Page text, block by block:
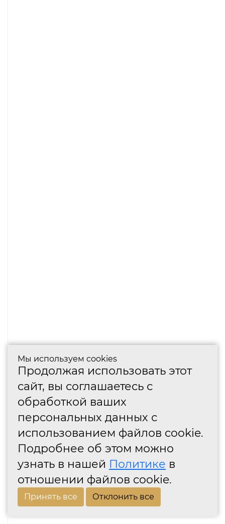
Мы используем cookies
Продолжая использовать этот
сайт, вы соглашаетесь с
обработкой ваших
персональных данных с
использованием файлов cookie.
Подробнее об этом можно
узнать в нашей Политике в
отношении файлов cookie.
Принять все Отклонить все